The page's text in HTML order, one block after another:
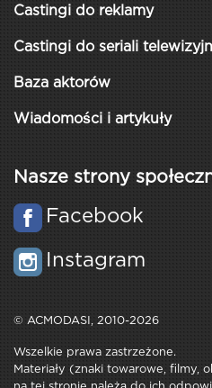
Castingi do reklamy
Castingi do seriali
Baza aktorów
Wiadomości i artykuły
Nasze strony
Facebook
Instagram
© ACMODASI, 2010-2026
Wszelkie prawa zastrzeżone.
Materiały (znaki towarowe, filmy,